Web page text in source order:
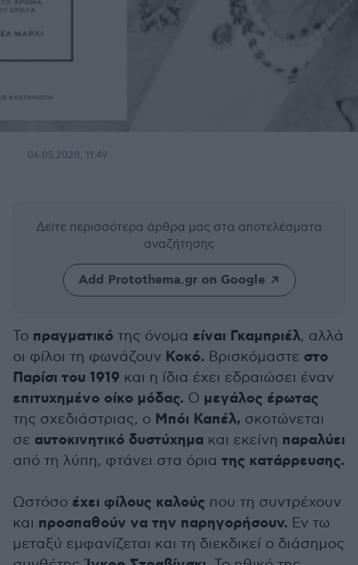
06.05.2020, 11:49
Δείτε περισσότερα άρθρα μας στα αποτελέσματα
αναζήτησης
Add Protothema.gr on Google
Το πραγματικό της όνομα είναι Γκαμπριέλ, αλλά
οι φίλοι τη φωνάζουν Κοκό. Βρισκόμαστε στο
Παρίσι του 1919 και η ίδια έχει εδραιώσει έναν
επιτυχημένο οίκο μόδας. Ο μεγάλος έρωτας
της σχεδιάστριας, ο Μπόι Καπέλ, σκοτώνεται
σε αυτοκινητικό δυστύχημα και εκείνη παραλύει
από τη λύπη, φτάνει στα όρια της κατάρρευσης.
Ωστόσο έχει φίλους καλούς που τη συντρέχουν
και προσπαθούν να την παρηγορήσουν. Εν τω
μεταξύ εμφανίζεται και τη διεκδικεί ο διάσημος